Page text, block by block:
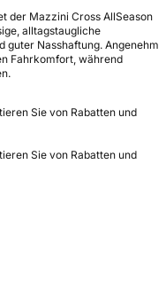
der Mazzini Cross AllSeason
alltagstaugliche
Nasshaftung. Angenehm
Fahrkomfort, während
Sie von Rabatten und
Sie von Rabatten und